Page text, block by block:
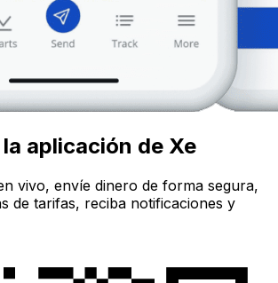
aplicación de Xe
vivo, envíe dinero de forma segura,
de tarifas, reciba notificaciones y